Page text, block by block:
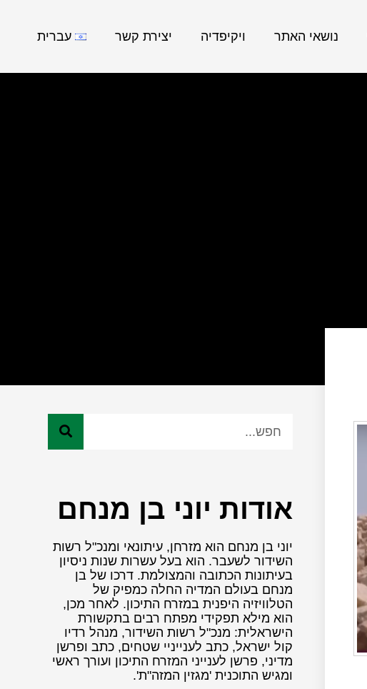
נושאי האתר ויקיפדיה יצירת קשר עברית
אודות יוני בן מנחם
יוני בן מנחם הוא מזרחן, עיתונאי ומנכ"ל רשות
השידור לשעבר. הוא בעל עשרות שנות ניסיון
בעיתונות הכתובה והמצולמת. דרכו של בן
מנחם בעולם המדיה החלה כמפיק של
הטלוויזיה היפנית במזרח התיכון. לאחר מכן,
הוא מילא תפקידי מפתח רבים בתקשורת
הישראלית: מנכ"ל רשות השידור, מנהל רדיו
קול ישראל, כתב לענייניי שטחים, כתב ופרשן
מדיני, פרשן לענייני המזרח התיכון ועורך ראשי
ומגיש התוכנית 'מגזין המזה"ת'.